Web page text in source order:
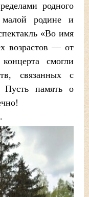
родного
родине и
«Во имя
возрастов — от
смогли
связанных с
память о